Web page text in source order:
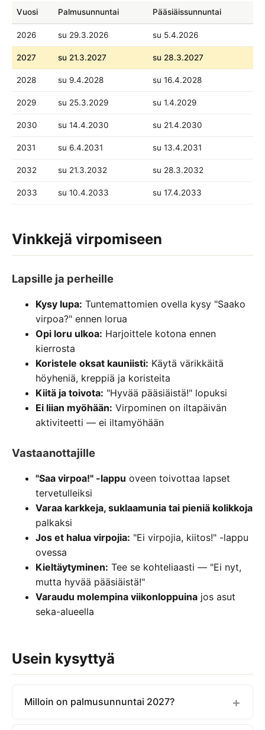
Vuosi Palmusunnuntai Pääsiäissunnuntai
2026 su 29.3.2026 su 5.4.2026
2027 su 21.3.2027 su 28.3.2027
2028 su 9.4.2028 su 16.4.2028
2029 su 25.3.2029 su 1.4.2029
2030 su 14.4.2030 su 21.4.2030
2031 su 6.4.2031 su 13.4.2031
2032 su 21.3.2032 su 28.3.2032
2033 su 10.4.2033 su 17.4.2033
Vinkkejä virpomiseen
Lapsille ja perheille
Kysy lupa: Tuntemattomien ovella kysy "Saako
virpoa?" ennen lorua
Opi loru ulkoa: Harjoittele kotona ennen
kierrosta
Koristele oksat kauniisti: Käytä värikkäitä
höyheniä, kreppiä ja koristeita
Kiitä ja toivota: "Hyvää pääsiäistä!" lopuksi
Ei liian myöhään: Virpominen on iltapäivän
aktiviteetti — ei iltamyöhään
Vastaanottajille
"Saa virpoa!" -lappu oveen toivottaa lapset
tervetulleiksi
Varaa karkkeja, suklaamunia tai pieniä kolikkoja
palkaksi
Jos et halua virpojia: "Ei virpojia, kiitos!" -lappu
ovessa
Kieltäytyminen: Tee se kohteliaasti — "Ei nyt,
mutta hyvää pääsiäistä!"
Varaudu molempina viikonloppuina jos asut
seka-alueella
Usein kysyttyä
Milloin on palmusunnuntai 2027?